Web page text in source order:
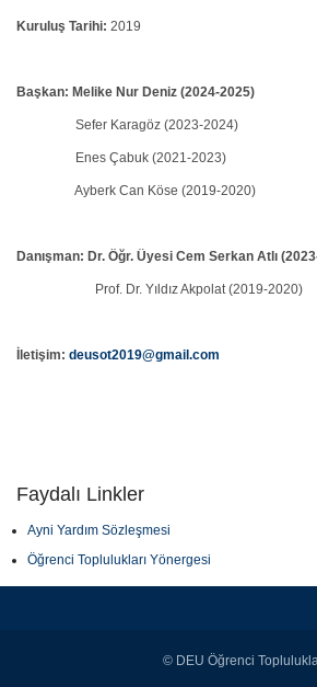
Kuruluş Tarihi: 2019
Başkan: Melike Nur Deniz (2024-2025)
Sefer Karagöz (2023-2024)
Enes Çabuk (2021-2023)
Ayberk Can Köse (2019-2020)
Danışman: Dr. Öğr. Üyesi Cem Serkan Atlı
Prof. Dr. Yıldız Akpolat (2019-2020)
İletişim: deusot2019@gmail.com
Faydalı Linkler
Ayni Yardım Sözleşmesi
Öğrenci Toplulukları Yönergesi
© DEU Öğrenci